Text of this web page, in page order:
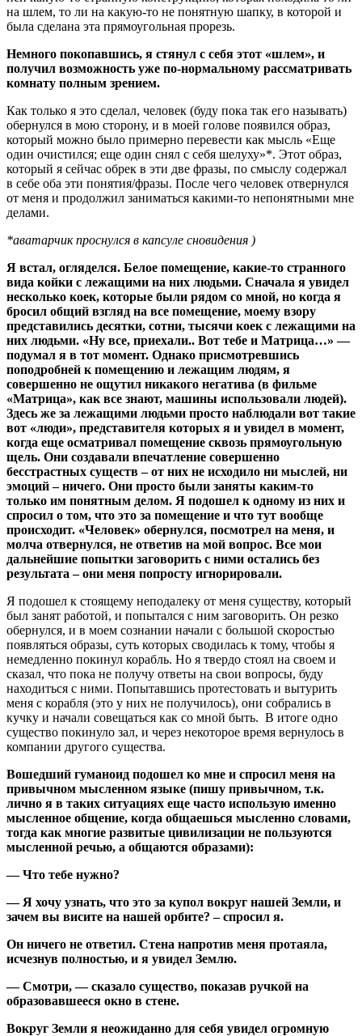
на шлем, то ли на какую-то не понятную шапку, в которой и
была сделана эта прямоугольная прорезь.
Немного покопавшись, я стянул с себя этот «шлем», и
получил возможность уже по-нормальному рассматривать
комнату полным зрением.
Как только я это сделал, человек (буду пока так его называть)
обернулся в мою сторону, и в моей голове появился образ,
который можно было примерно перевести как мысль «Еще
один очистился; еще один снял с себя шелуху»*. Этот образ,
который я сейчас обрек в эти две фразы, по смыслу содержал
в себе оба эти понятия/фразы. После чего человек отвернулся
от меня и продолжил заниматься какими-то непонятными мне
делами.
*аватарчик проснулся в капсуле сновидения )
Я встал, огляделся. Белое помещение, какие-то странного
вида койки с лежащими на них людьми. Сначала я увидел
несколько коек, которые были рядом со мной, но когда я
бросил общий взгляд на все помещение, моему взору
представились десятки, сотни, тысячи коек с лежащими на
них людьми. «Ну все, приехали.. Вот тебе и Матрица…» —
подумал я в тот момент. Однако присмотревшись
поподробней к помещению и лежащим людям, я
совершенно не ощутил никакого негатива (в фильме
«Матрица», как все знают, машины использовали людей).
Здесь же за лежащими людьми просто наблюдали вот такие
вот «люди», представителя которых я и увидел в момент,
когда еще осматривал помещение сквозь прямоугольную
щель. Они создавали впечатление совершенно
бесстрастных существ – от них не исходило ни мыслей, ни
эмоций – ничего. Они просто были заняты каким-то
только им понятным делом. Я подошел к одному из них и
спросил о том, что это за помещение и что тут вообще
происходит. «Человек» обернулся, посмотрел на меня, и
молча отвернулся, не ответив на мой вопрос. Все мои
дальнейшие попытки заговорить с ними остались без
результата – они меня попросту игнорировали.
Я подошел к стоящему неподалеку от меня существу, который
был занят работой, и попытался с ним заговорить. Он резко
обернулся, и в моем сознании начали с большой скоростью
появляться образы, суть которых сводилась к тому, чтобы я
немедленно покинул корабль. Но я твердо стоял на своем и
сказал, что пока не получу ответы на свои вопросы, буду
находиться с ними. Попытавшись протестовать и вытурить
меня с корабля (это у них не получилось), они собрались в
кучку и начали совещаться как со мной быть. В итоге одно
существо покинуло зал, и через некоторое время вернулось в
компании другого существа.
Вошедший гуманоид подошел ко мне и спросил меня на
привычном мысленном языке (пишу привычном, т.к.
лично я в таких ситуациях еще часто использую именно
мысленное общение, когда общаешься мысленно словами,
тогда как многие развитые цивилизации не пользуются
мысленной речью, а общаются образами):
— Что тебе нужно?
— Я хочу узнать, что это за купол вокруг нашей Земли, и
зачем вы висите на нашей орбите? – спросил я.
Он ничего не ответил. Стена напротив меня протаяла,
исчезнув полностью, и я увидел Землю.
— Смотри, — сказало существо, показав ручкой на
образовавшееся окно в стене.
Вокруг Земли я неожиданно для себя увидел огромную